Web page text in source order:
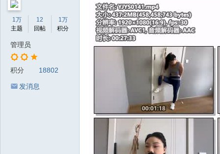
1万
主题
12
回帖
1万
积分
管理员
积分 18802
发消息